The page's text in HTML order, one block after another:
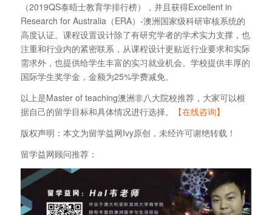
（2019QS泰晤士教育学排行榜），并且获得Excellent in
Research for Australia（ERA）-澳洲国家级科研审核系统的
高度认证。课程设置设计除了有研究学者的学术实力支撑，也
注重和行业内的紧密联系，从课程设计更贴近行业要求和实际
需求外，也提供给学生丰富的实习就业机会。学校提供丰厚的
国际学生奖学金，金额为25%学费减免。
以上是Master of teaching澳洲非八大院校推荐，大家可以根
据自己的留学目标和具体情况进行选择。
【在线咨询】
版权声明：本文为留学益网Ivy原创，未经许可谢绝转载！
留学益网顾问推荐：